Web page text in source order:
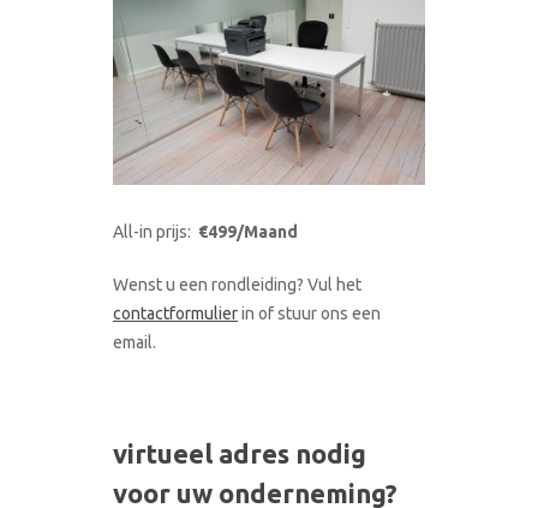
All-in prijs: €499/Maand
Wenst u een rondleiding? Vul het
contactformulierin of stuur ons een
email.
virtueel adres nodig
voor uw onderneming?